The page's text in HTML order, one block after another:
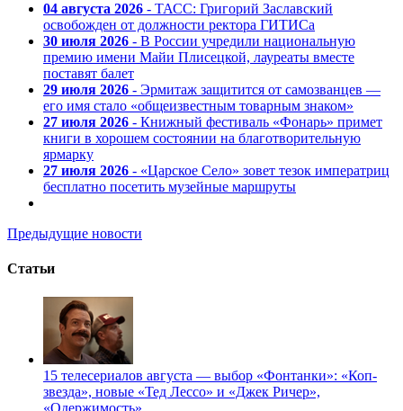
04 августа 2026 - ТАСС: Григорий Заславский
освобожден от должности ректора ГИТИСа
30 июля 2026 - В России учредили национальную
премию имени Майи Плисецкой, лауреаты вместе
поставят балет
29 июля 2026 - Эрмитаж защитится от самозванцев —
его имя стало «общеизвестным товарным знаком»
27 июля 2026 - Книжный фестиваль «Фонарь» примет
книги в хорошем состоянии на благотворительную
ярмарку
27 июля 2026 - «Царское Село» зовет тезок императриц
бесплатно посетить музейные маршруты
Предыдущие новости
Статьи
15 телесериалов августа — выбор «Фонтанки»: «Коп-
звезда», новые «Тед Лессо» и «Джек Ричер»,
«Одержимость»